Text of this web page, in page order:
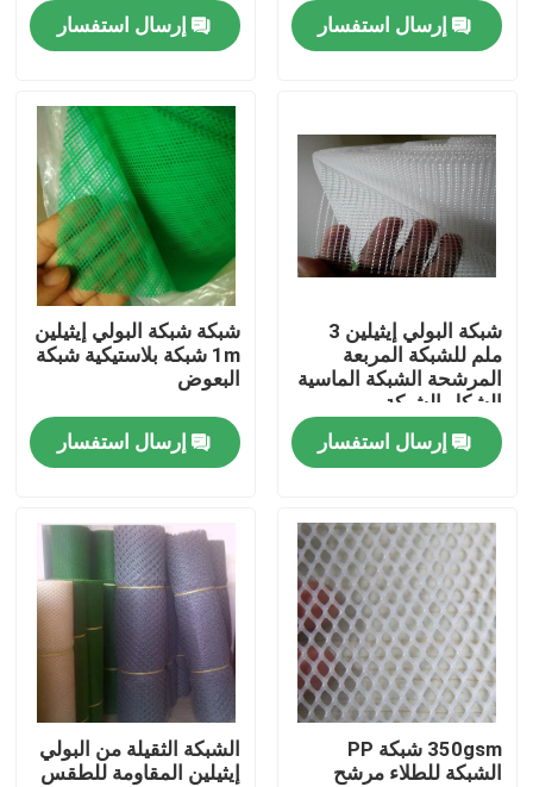
المنتجات
حول بنا
ضبط الجودة
اتصل بنا
طلب اقتباس
Russian website
الستار المغناطيسي للباب
شاشة النافذة
شبكة ظلال PE
إرسال استفسار
إرسال استفسار
شبكة البولي إيثيلين 3
ملم للشبكة المربعة
المرشحة الشبكة الماسية
الشكل الشبكة
إرسال استفسار
شبكة شبكة البولي إيثيلين
1m شبكة بلاستيكية شبكة
البعوض
إرسال استفسار
350gsm شبكة PP
الشبكة للطلاء مرشح
الشبكة الثقيلة من البولي
إيثيلين المقاومة للطقس